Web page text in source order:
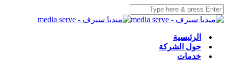
الرئيسية
حول الشركة
خدمات